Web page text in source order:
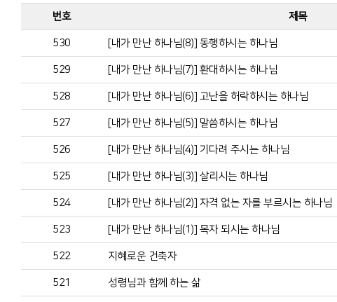
번호 제목
530 [내가 만난 하나님(8)] 동행하시는 하나님
529 [내가 만난 하나님(7)] 환대하시는 하나님
528 [내가 만난 하나님(6)] 고난을 허락하시는 하나님
527 [내가 만난 하나님(5)] 말씀하시는 하나님
526 [내가 만난 하나님(4)] 기다려 주시는 하나님
525 [내가 만난 하나님(3)] 살리시는 하나님
524 [내가 만난 하나님(2)] 자격 없는 자를 부르시는 하나님
523 [내가 만난 하나님(1)] 목자 되시는 하나님
522 지혜로운 건축자
521 성령님과 함께 하는 삶